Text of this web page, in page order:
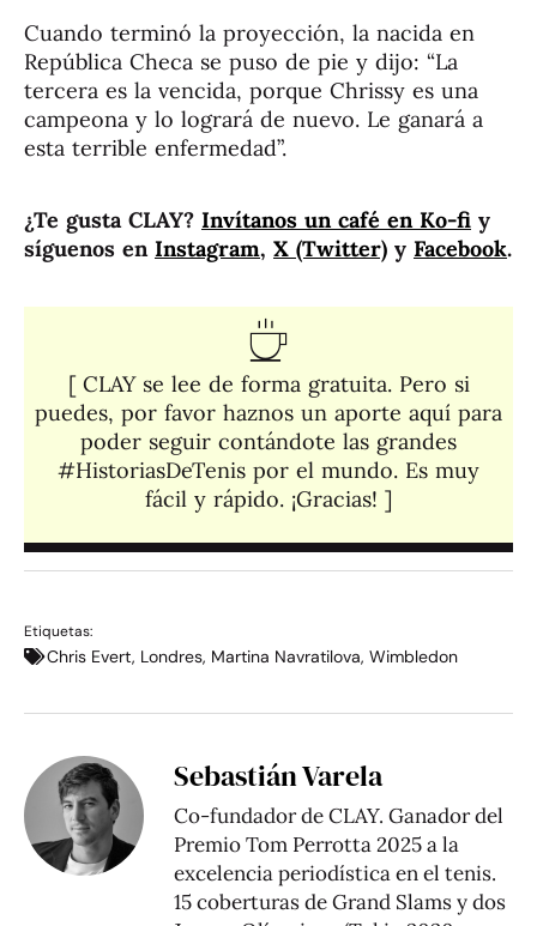
Cuando terminó la proyección, la nacida en
República Checa se puso de pie y dijo: “La
tercera es la vencida, porque Chrissy es una
campeona y lo logrará de nuevo. Le ganará a
esta terrible enfermedad”.
¿Te gusta CLAY? Invítanos un café en Ko-fi y
síguenos en Instagram, X (Twitter) y Facebook.
[ CLAY se lee de forma gratuita. Pero si
puedes, por favor haznos un aporte aquí para
poder seguir contándote las grandes
#HistoriasDeTenis por el mundo. Es muy
fácil y rápido. ¡Gracias! ]​
Etiquetas:
Chris Evert, Londres, Martina Navratilova, Wimbledon
Sebastián Varela
Co-fundador de CLAY. Ganador del
Premio Tom Perrotta 2025 a la
excelencia periodística en el tenis.
15 coberturas de Grand Slams y dos